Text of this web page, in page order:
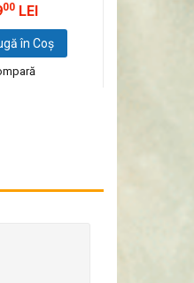
00 LEI
în Coş